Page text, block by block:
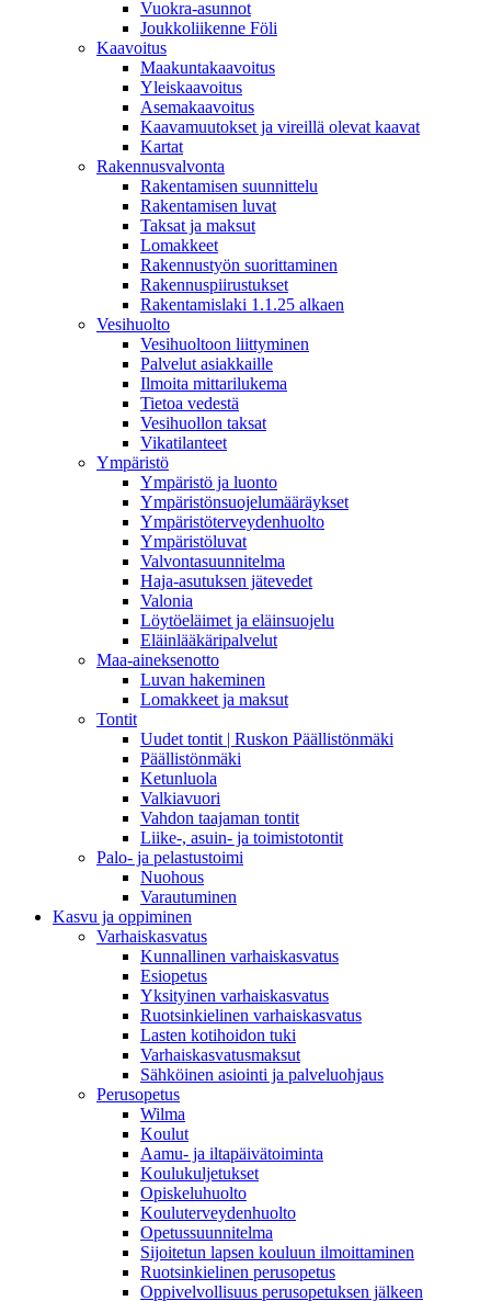
Vuokra-asunnot
Joukkoliikenne Föli
Kaavoitus
Maakuntakaavoitus
Yleiskaavoitus
Asemakaavoitus
Kaavamuutokset ja vireillä olevat kaavat
Kartat
Rakennusvalvonta
Rakentamisen suunnittelu
Rakentamisen luvat
Taksat ja maksut
Lomakkeet
Rakennustyön suorittaminen
Rakennuspiirustukset
Rakentamislaki 1.1.25 alkaen
Vesihuolto
Vesihuoltoon liittyminen
Palvelut asiakkaille
Ilmoita mittarilukema
Tietoa vedestä
Vesihuollon taksat
Vikatilanteet
Ympäristö
Ympäristö ja luonto
Ympäristönsuojelumääräykset
Ympäristöterveydenhuolto
Ympäristöluvat
Valvontasuunnitelma
Haja-asutuksen jätevedet
Valonia
Löytöeläimet ja eläinsuojelu
Eläinlääkäripalvelut
Maa-aineksenotto
Luvan hakeminen
Lomakkeet ja maksut
Tontit
Uudet tontit | Ruskon Päällistönmäki
Päällistönmäki
Ketunluola
Valkiavuori
Vahdon taajaman tontit
Liike-, asuin- ja toimistotontit
Palo- ja pelastustoimi
Nuohous
Varautuminen
Kasvu ja oppiminen
Varhaiskasvatus
Kunnallinen varhaiskasvatus
Esiopetus
Yksityinen varhaiskasvatus
Ruotsinkielinen varhaiskasvatus
Lasten kotihoidon tuki
Varhaiskasvatusmaksut
Sähköinen asiointi ja palveluohjaus
Perusopetus
Wilma
Koulut
Aamu- ja iltapäivätoiminta
Koulukuljetukset
Opiskeluhuolto
Kouluterveydenhuolto
Opetussuunnitelma
Sijoitetun lapsen kouluun ilmoittaminen
Ruotsinkielinen perusopetus
Oppivelvollisuus perusopetuksen jälkeen